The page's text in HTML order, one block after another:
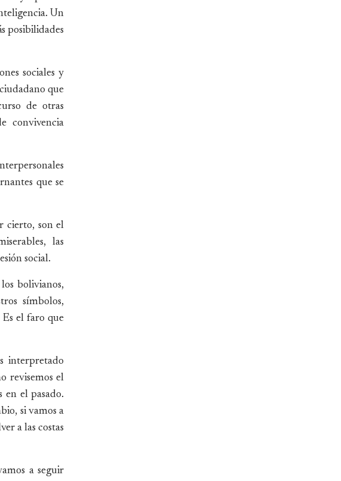
Un
posibilidades
sociales y
que
de otras
convivencia
que se
cierto, son el
las
social.
bolivianos,
símbolos,
el faro que
interpretado
revisemos el
en el pasado.
si vamos a
a las costas
a seguir